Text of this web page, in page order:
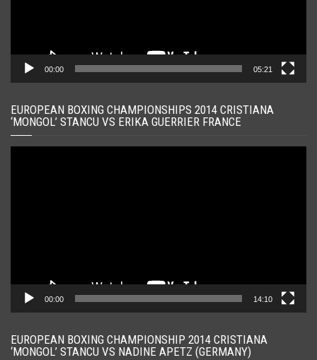
00:00 05:21
EUROPEAN BOXING CHAMPIONSHIPS 2014 CRISTIANA
‘MONGOL’ STANCU VS ERIKA GUERRIER FRANCE
00:00 14:10
EUROPEAN BOXING CHAMPIONSHIP 2014 CRISTIANA
‘MONGOL’ STANCU VS NADINE APETZ (GERMANY)